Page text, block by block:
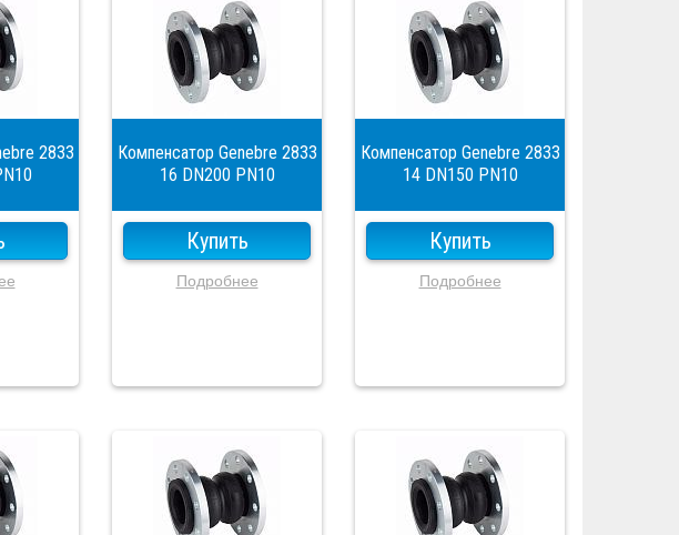
2833
Компенсатор Genebre 2833
16 DN200 PN10
Купить
Подробнее
Компенсатор Genebre 2833
14 DN150 PN10
Купить
Подробнее